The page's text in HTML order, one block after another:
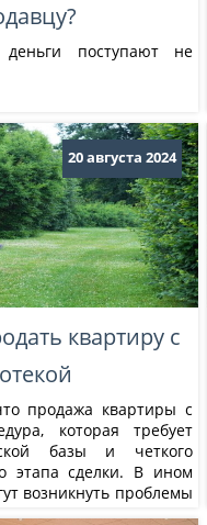
поступают не
квартиру с
20 августа 2024
продажа квартиры с
которая требует
базы и четкого
этапа сделки. В ином
возникнуть проблемы
сделки.